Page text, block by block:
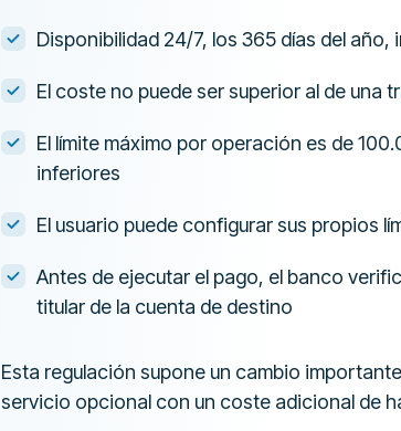
Disponibilidad 24/7, los 365 días del
El coste no puede ser superior al de una
El límite máximo por operación es de
inferiores
El usuario puede configurar sus propios
Antes de ejecutar el pago, el banco
titular de la cuenta de destino
Esta regulación supone un cambio
servicio opcional con un coste adicional de